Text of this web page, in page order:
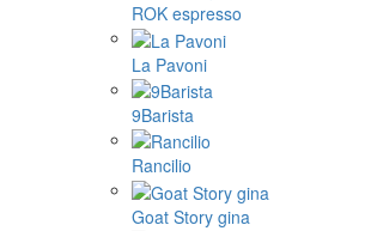
ROK espresso
La Pavoni
9Barista
Rancilio
Goat Story gina